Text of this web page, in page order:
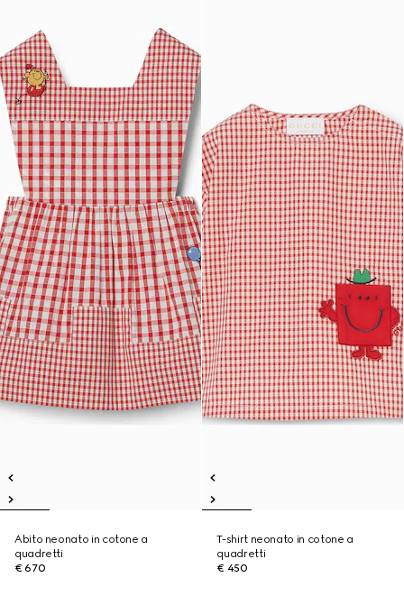
Abito neonato in cotone a
quadretti
€ 670
T-shirt neonato in cotone a
quadretti
€ 450